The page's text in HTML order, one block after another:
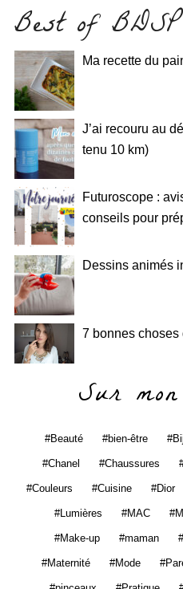
Best of BDSP
Ma recette du
J’ai recouru au
tenu 10 km)
Futuroscope :
conseils pour
Dessins animés
7 bonnes choses
Sur
Beauté bien-être
Chanel Chaussures
Couleurs Cuisine Dior
Lumières MAC
Make-up maman
Maternité Mode